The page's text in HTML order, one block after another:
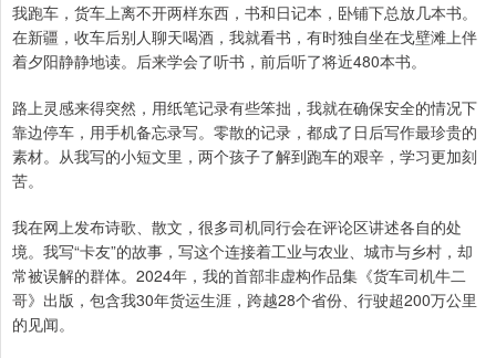
我跑车，货车上离不开两样东西，书和日记本，卧铺下总放几本书。
在新疆，收车后别人聊天喝酒，我就看书，有时独自坐在戈壁滩上伴
着夕阳静静地读。后来学会了听书，前后听了将近480本书。
路上灵感来得突然，用纸笔记录有些笨拙，我就在确保安全的情况下
靠边停车，用手机备忘录写。零散的记录，都成了日后写作最珍贵的
素材。从我写的小短文里，两个孩子了解到跑车的艰辛，学习更加刻
苦。
我在网上发布诗歌、散文，很多司机同行会在评论区讲述各自的处
境。我写“卡友”的故事，写这个连接着工业与农业、城市与乡村，却
常被误解的群体。2024年，我的首部非虚构作品集《货车司机牛二
哥》出版，包含我30年货运生涯，跨越28个省份、行驶超200万公里
的见闻。